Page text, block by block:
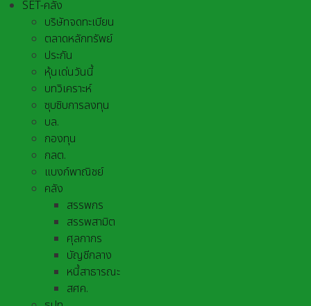
SET-คลัง
บริษัทจดทะเบียน
ตลาดหลักทรัพย์
ประกัน
หุ้นเด่นวันนี้
บทวิเคราะห์
ซุบซิบการลงทุน
บล.
กองทุน
กลต.
แบงก์พาณิชย์
คลัง
สรรพกร
สรรพสามิต
ศุลกากร
บัญชีกลาง
หนี้สาธารณะ
สศค.